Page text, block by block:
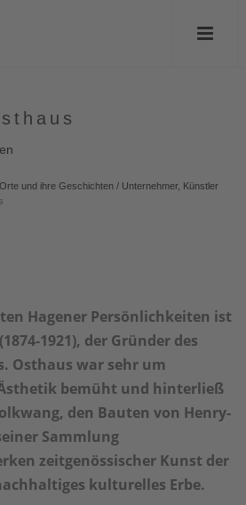
und ihre Geschichten / Unternehmer, Künstler
Hagener Persönlichkeiten ist
1921), der Gründer des
Osthaus war sehr um
bemüht und hinterließ
den Bauten von Henry-
Sammlung
zeitgenössischer Kunst der
kulturelles Erbe.